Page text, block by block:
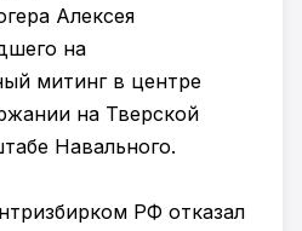
Алексея
на
митинг в центре
на Тверской
Навального.
РФ отказал